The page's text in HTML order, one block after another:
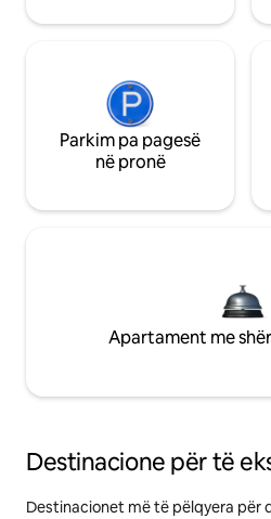
Parkim pa pagesë
në pronë
Apartament me
Destinacione për të
Destinacionet më të pëlqyera për